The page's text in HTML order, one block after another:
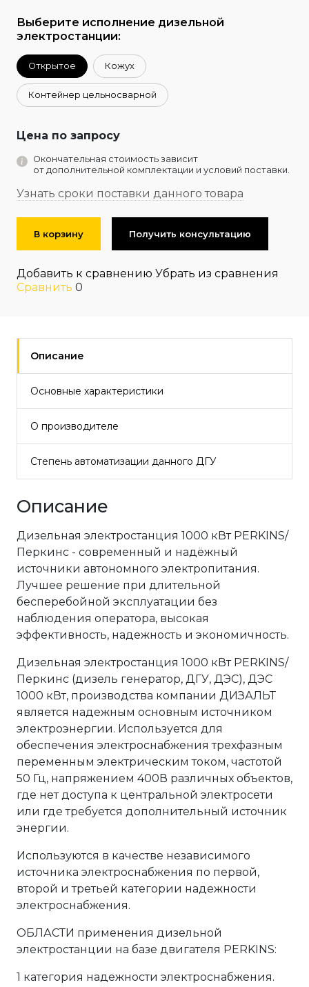
Выберите исполнение дизельной
электростанции:
Открытое Кожух
Контейнер цельносварной
Цена по запросу
Окончательная стоимость зависит
от дополнительной комплектации и условий поставки.
Узнать сроки поставки данного товара
В корзину Получить консультацию
Добавить к сравнению Убрать из сравнения
Сравнить 0
Описание
Основные характеристики
О производителе
Степень автоматизации данного ДГУ
Описание
Дизельная электростанция 1000 кВт PERKINS/
Перкинс - современный и надёжный
источники автономного электропитания.
Лучшее решение при длительной
бесперебойной эксплуатации без
наблюдения оператора, высокая
эффективность, надежность и экономичность.
Дизельная электростанция 1000 кВт PERKINS/
Перкинс (дизель генератор, ДГУ, ДЭС), ДЭС
1000 кВт, производства компании ДИЗАЛЬТ
является надежным основным источником
электроэнергии. Используется для
обеспечения электроснабжения трехфазным
переменным электрическим током, частотой
50 Гц, напряжением 400В различных объектов,
где нет доступа к центральной электросети
или где требуется дополнительный источник
энергии.
Используются в качестве независимого
источника электроснабжения по первой,
второй и третьей категории надежности
электроснабжения.
ОБЛАСТИ применения дизельной
электростанции на базе двигателя PERKINS:
1 категория надежности электроснабжения.